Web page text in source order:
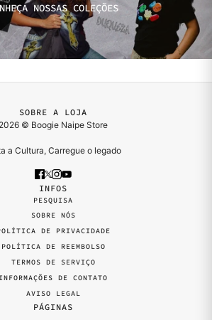
NOSSAS COLEÇÕES
SOBRE A LOJA
2026 © Boogie Naipe Store
a Cultura, Carregue o legado
INFOS
PESQUISA
SOBRE NÓS
DE PRIVACIDADE
POLÍTICA DE REEMBOLSO
TERMOS DE SERVIÇO
INFORMAÇÕES DE CONTATO
AVISO LEGAL
PÁGINAS